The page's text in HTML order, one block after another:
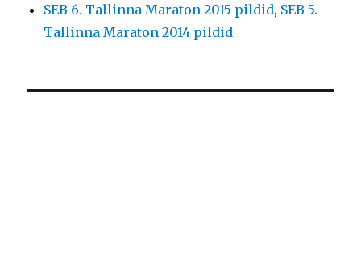
SEB 6. Tallinna Maraton 2015 pildid, SEB 5.
Tallinna Maraton 2014 pildid